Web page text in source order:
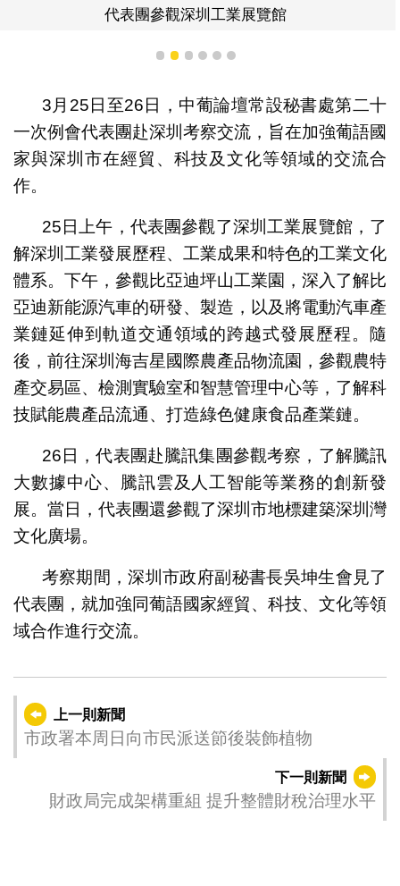
代表團參觀深圳工業展覽館
1 2 3 4 5 6
3月25日至26日，中葡論壇常設秘書處第二十
一次例會代表團赴深圳考察交流，旨在加強葡語國
家與深圳市在經貿、科技及文化等領域的交流合
作。
25日上午，代表團參觀了深圳工業展覽館，了
解深圳工業發展歷程、工業成果和特色的工業文化
體系。下午，參觀比亞迪坪山工業園，深入了解比
亞迪新能源汽車的研發、製造，以及將電動汽車產
業鏈延伸到軌道交通領域的跨越式發展歷程。隨
後，前往深圳海吉星國際農產品物流園，參觀農特
產交易區、檢測實驗室和智慧管理中心等，了解科
技賦能農產品流通、打造綠色健康食品產業鏈。
26日，代表團赴騰訊集團參觀考察，了解騰訊
大數據中心、騰訊雲及人工智能等業務的創新發
展。當日，代表團還參觀了深圳市地標建築深圳灣
文化廣場。
考察期間，深圳市政府副秘書長吳坤生會見了
代表團，就加強同葡語國家經貿、科技、文化等領
域合作進行交流。
上一則新聞
市政署本周日向市民派送節後裝飾植物
下一則新聞
財政局完成架構重組 提升整體財稅治理水平